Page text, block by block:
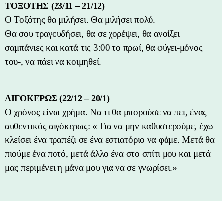
ΤΟΞΟΤΗΣ (23/11 – 21/12)
Ο Τοξότης θα μιλήσει. Θα μιλήσει πολύ.
Θα σου τραγουδήσει, θα σε χορέψει, θα ανοίξει
σαμπάνιες και κατά τις 3:00 το πρωί, θα φύγει-μόνος
του-, να πάει να κοιμηθεί.
ΑΙΓΟΚΕΡΩΣ (22/12 – 20/1)
Ο χρόνος είναι χρήμα. Να τι θα μπορούσε να πει, ένας
αυθεντικός αιγόκερως: « Για να μην καθυστερούμε, έχω
κλείσει ένα τραπέζι σε ένα εστιατόριο να φάμε. Μετά θα
πιούμε ένα ποτό, μετά άλλο ένα στο σπίτι μου και μετά
μας περιμένει η μάνα μου για να σε γνωρίσει.»